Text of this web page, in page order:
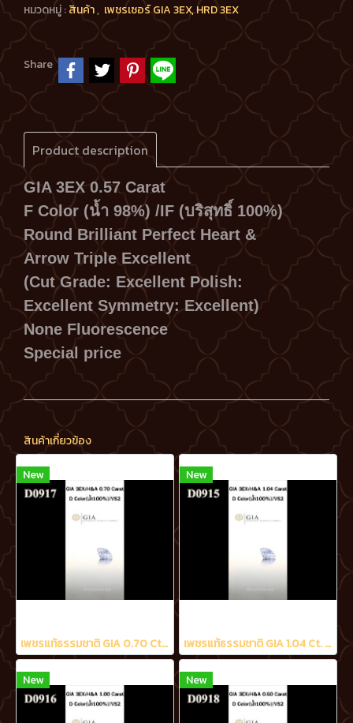
หมวดหมู่ :สินค้า, เพชรเซอร์ GIA 3EX, HRD 3EX
Share
Product description
GIA 3EX 0.57 Carat
F Color (น้ำ 98%) /IF (บริสุทธิ์ 100%)
Round Brilliant Perfect Heart &
Arrow Triple Excellent
(Cut Grade: Excellent Polish:
Excellent Symmetry: Excellent)
None Fluorescence
Special price
สินค้าเกี่ยวข้อง
New
เพชรแท้ธรรมชาติ GIA 0.70 Ct. D/VS2
New
เพชรแท้ธรรมชาติ GIA 1.04 Ct. D/VS2
New New